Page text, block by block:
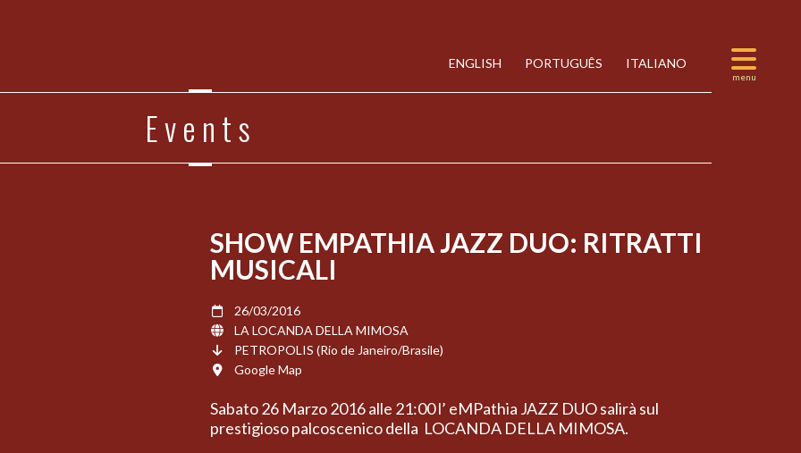
ENGLISH PORTUGUÊS ITALIANO
Events
SHOW EMPATHIA JAZZ DUO: RITRATTI
MUSICALI
26/03/2016
LA LOCANDA DELLA MIMOSA
PETROPOLIS (Rio de Janeiro/Brasile)
Google Map
Sabato 26 Marzo 2016 alle 21:00 l’ eMPathia JAZZ DUO salirà sul
prestigioso palcoscenico della LOCANDA DELLA MIMOSA.